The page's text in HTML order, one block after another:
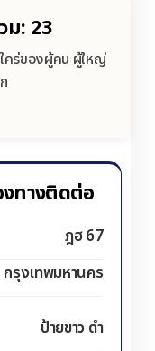
ม: 23
คร่ของผู้คน ผู้ใหญ่
ทางติดต่อ
ฎฮ 67
กรุงเทพมหานคร
ป้ายขาว ดำ